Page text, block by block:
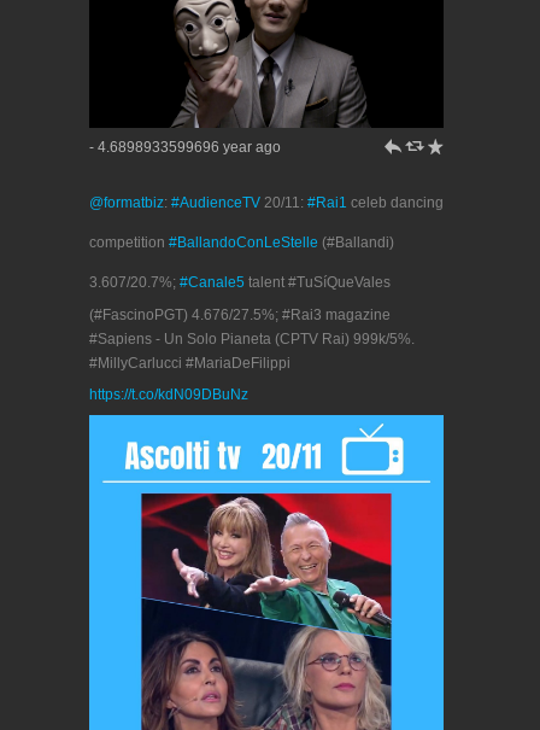
- 4.6898933599696 year ago h J R
@formatbiz: #AudienceTV 20/11: #Rai1 celeb dancing
competition #BallandoConLeStelle (#Ballandi)
3.607/20.7%; #Canale5 talent #TuSíQueVales
(#FascinoPGT) 4.676/27.5%; #Rai3 magazine
#Sapiens - Un Solo Pianeta (CPTV Rai) 999k/5%.
#MillyCarlucci #MariaDeFilippi
https://t.co/kdN09DBuNz